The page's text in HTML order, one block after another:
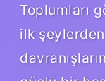
Toplumları
ilk